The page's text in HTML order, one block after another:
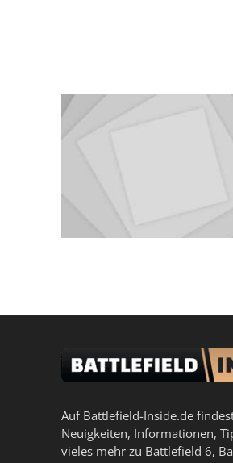
Auf Battlefield-Inside.de
Neuigkeiten, Informationen,
vieles mehr zu Battlefield 6,